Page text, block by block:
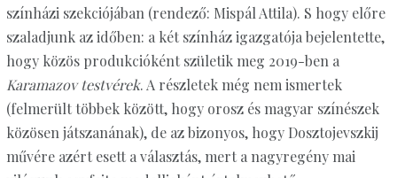
színházi szekciójában (rendező: Mispál Attila). S hogy előre
szaladjunk az időben: a két színház igazgatója bejelentette,
hogy közös produkcióként születik meg 2019-ben a
Karamazov testvérek. A részletek még nem ismertek
(felmerült többek között, hogy orosz és magyar színészek
közösen játszanának), de az bizonyos, hogy Dosztojevszkij
művére azért esett a választás, mert a nagyregény mai